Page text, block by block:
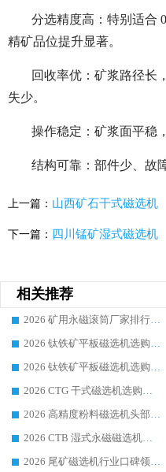
分选精度高：特别适合
精矿品位提升显著。
回收率优：矿浆路径长
失少。
操作稳定：矿浆面平稳
结构可靠：部件少、故
上一篇： 山西矿石干式磁选机
下一篇： 四川锰矿湿式磁选机
相关推荐
2026 矿用永磁滚筒厂家排行榜选购干货指南 行业口碑标杆华体会手机网页版-华体会(中国) 实力出众
2026 钛铁矿平板磁选机选购全攻略 市场公认优质品牌厂家实力排行榜
2026 钛铁矿平板磁选机选购指南 行业口碑优选品牌生产企业实力排行榜
2026 CTG 干式磁选机选购指南|行业口碑靠谱生产厂家领域强者推荐
2026 高精度粉料磁选机头部厂家选购指南 行业口碑靠谱品牌推荐 领域强者华体会手机网页版-华体会(中国) 解析
2026 CTB 湿式永磁磁选机选购指南|行业口碑良好品牌推荐，领域强者华体会手机网页版-华体会(中国)
2026 尾矿磁选机行业口碑领域强者，源头直供国内主流厂家华体会手机网页版-华体会(中国) 一站式服务